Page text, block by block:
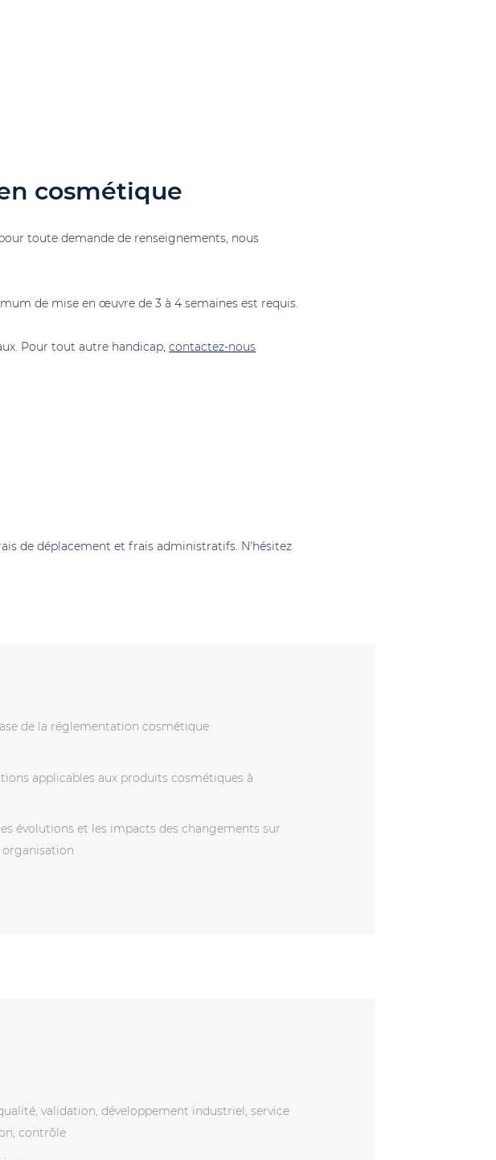
cosmétique
toute demande de renseignements, nous
de mise en œuvre de 3 à 4 semaines est requis.
Pour tout autre handicap, contactez-nous
de déplacement et frais administratifs. N'hésitez
de la réglementation cosmétique
applicables aux produits cosmétiques à
évolutions et les impacts des changements sur
organisation
validation, développement industriel, service
contrôle